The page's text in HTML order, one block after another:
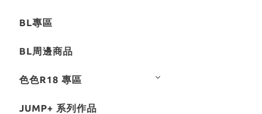
BL專區
BL周邊商品
色色R18 專區
JUMP+ 系列作品